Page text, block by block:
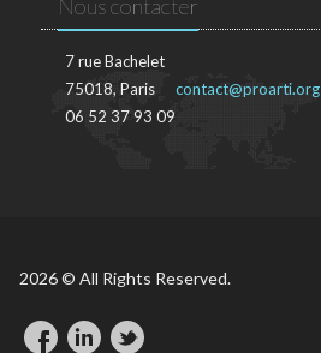
Nous contacter
7 rue Bachelet
75018, Paris
06 52 37 93 09
contact@proarti.org
2026 © All Rights Reserved.